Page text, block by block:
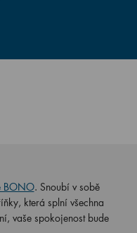
BONO. Snoubí v sobě
která splní všechna
vaše spokojenost bude